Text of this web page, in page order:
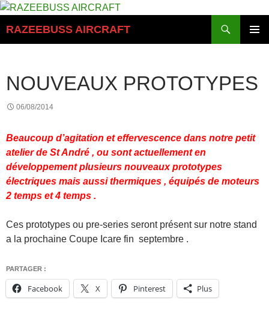
Aller
contenu
RAZEEBUSS AIRCRAFT
NOUVEAUX PROTOTYPES
06/08/2014
Beaucoup d’agitation et effervescence dans notre petit
atelier de St André , ou sont actuellement en
développement plusieurs nouveaux prototypes
électriques mais aussi thermiques , équipés de moteurs
2 temps et 4 temps .
Ces prototypes ou pre-series seront présent sur notre stand
a la prochaine Coupe Icare fin septembre .
PARTAGER :
Facebook X Pinterest Plus